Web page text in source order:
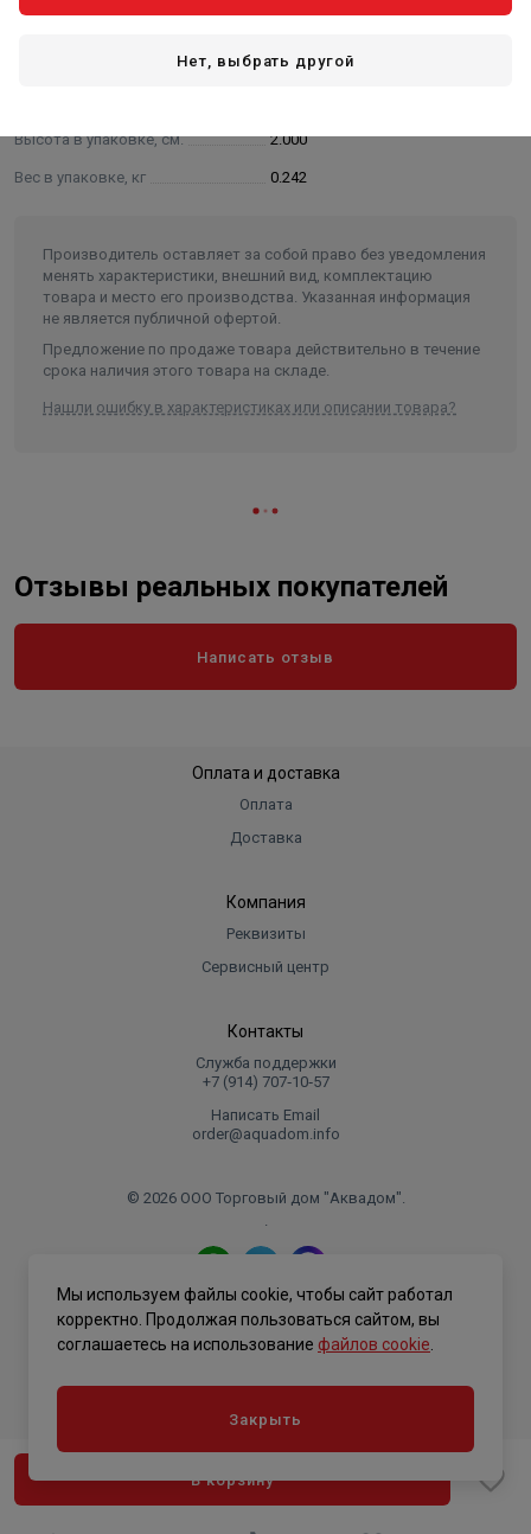
В корзину
21.000
Высота в упаковке, см. 2.000
Вес в упаковке, кг 0.242
Производитель оставляет за собой право без уведомления
менять характеристики, внешний вид, комплектацию
товара и место его производства. Указанная информация
не является публичной офертой.
Предложение по продаже товара действительно в течение
срока наличия этого товара на складе.
Нашли ошибку в характеристиках или описании товара?
Отзывы реальных покупателей
Написать отзыв
Оплата и доставка
Оплата
Доставка
Компания
Реквизиты
Сервисный центр
Контакты
Служба поддержки
+7 (914) 707‑10‑57
Написать Email
order@aquadom.info
© 2026 ООО Торговый дом "Аквадом".
.
Политика конфиденциальности
Нет, выбрать другой
Мы используем файлы cookie, чтобы сайт работал
корректно. Продолжая пользоваться сайтом, вы
соглашаетесь на использование файлов cookie
Закрыть